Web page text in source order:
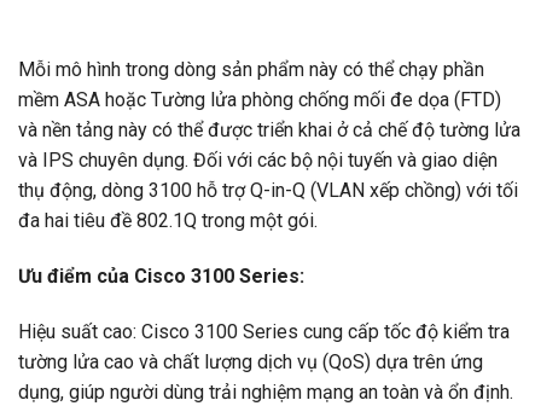
Mỗi mô hình trong dòng sản phẩm này có thể chạy phần
mềm ASA hoặc Tường lửa phòng chống mối đe dọa (FTD)
và nền tảng này có thể được triển khai ở cả chế độ tường lửa
và IPS chuyên dụng. Đối với các bộ nội tuyến và giao diện
thụ động, dòng 3100 hỗ trợ Q-in-Q (VLAN xếp chồng) với tối
đa hai tiêu đề 802.1Q trong một gói.
Ưu điểm của Cisco 3100 Series:
Hiệu suất cao: Cisco 3100 Series cung cấp tốc độ kiểm tra
tường lửa cao và chất lượng dịch vụ (QoS) dựa trên ứng
dụng, giúp người dùng trải nghiệm mạng an toàn và ổn định.